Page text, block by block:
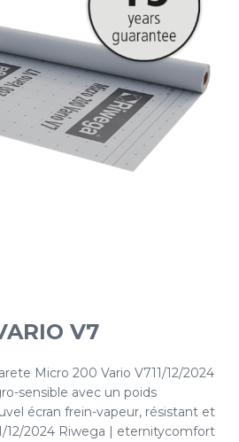
V7
Micro 200 Vario V711/12/2024
sensible avec un poids
écran frein-vapeur, résistant et
12/2024 Riwega | eternitycomfort